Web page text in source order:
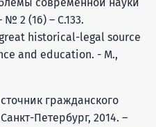
№ 2 (16) – С.133.
historical-legal source
and education. - M.,
гражданского
Петербург, 2014. –